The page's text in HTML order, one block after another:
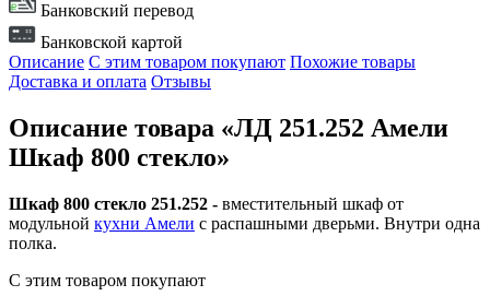
Банковский перевод
Банковской картой
Описание С этим товаром покупают Похожие товары
Доставка и оплата Отзывы
Описание товара «ЛД 251.252 Амели
Шкаф 800 стекло»
Шкаф 800 стекло 251.252 - вместительный шкаф от
модульной кухни Амели с распашными дверьми. Внутри одна
полка.
С этим товаром покупают